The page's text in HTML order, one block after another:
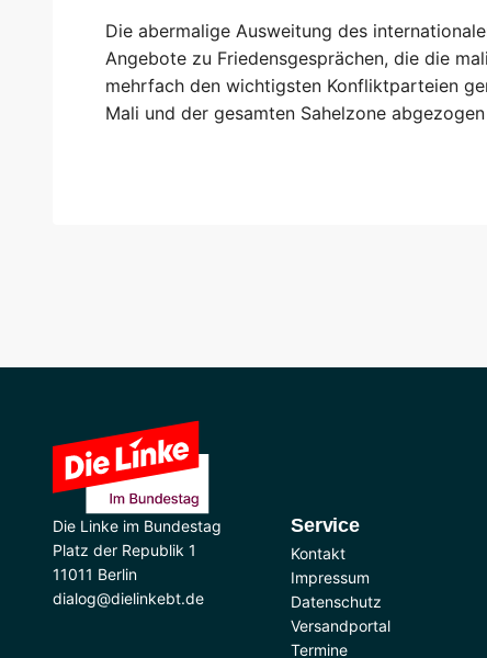
Die abermalige Ausweitung des
Angebote zu Friedensgesprächen, die die
mehrfach den wichtigsten Konfliktparteien
Mali und der gesamten Sahelzone
Die Linke im Bundestag
Platz der Republik 1
11011 Berlin
dialog@dielinkebt.de
Service
Kontakt
Impressum
Datenschutz
Versandportal
Termine